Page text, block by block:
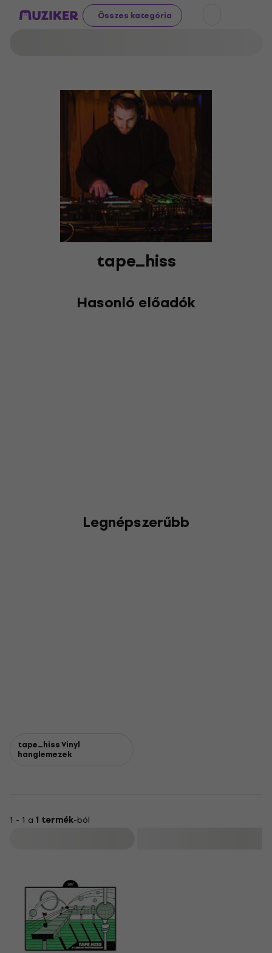
Összes kategória
tape_hiss
Hasonló előadók
Legnépszerűbb
tape_hiss Vinyl
hanglemezek
1 - 1 a 1 termék-ból